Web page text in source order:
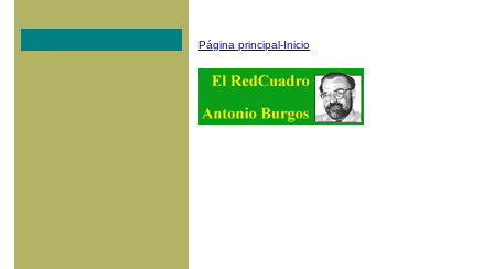
Página principal-Inicio